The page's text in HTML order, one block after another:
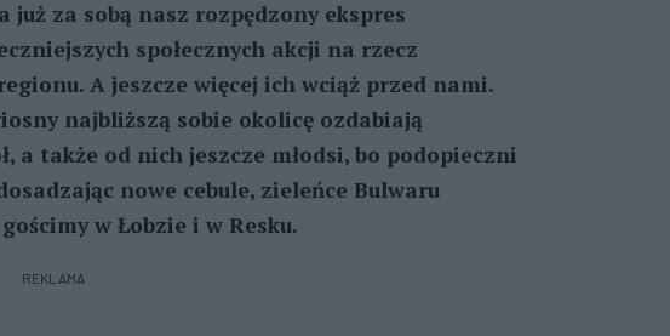
za sobą nasz rozpędzony ekspres
społecznych akcji na rzecz
A jeszcze więcej ich wciąż przed nami.
najbliższą sobie okolicę ozdabiają
a także od nich jeszcze młodsi, bo podopieczni
nowe cebule, zieleńce Bulwaru
w Łobzie i w Resku.
REKLAMA